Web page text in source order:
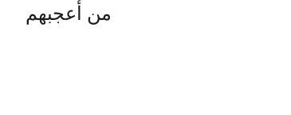
من أعجبهم